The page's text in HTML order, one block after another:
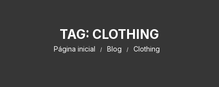
TAG: CLOTHING
Página inicial Blog Clothing